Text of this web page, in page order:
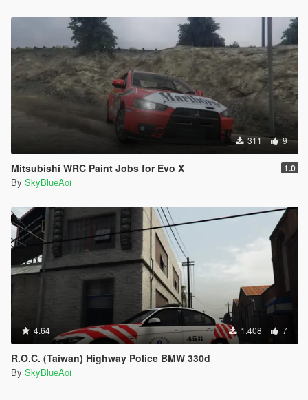
311 9
Mitsubishi WRC Paint Jobs for Evo X 1.0
By SkyBlueAoi
4.64 1.408 7
R.O.C. (Taiwan) Highway Police BMW 330d
By SkyBlueAoi